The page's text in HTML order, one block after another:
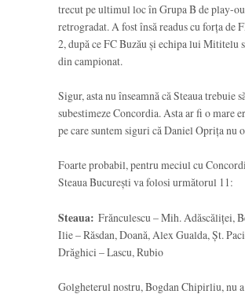
trecut pe ultimul loc în Grupa B de play-
retrogradat. A fost însă readus cu forța de
2, după ce FC Buzău și echipa lui Mititelu
din campionat.
Sigur, asta nu înseamnă că Steaua trebuie
subestimeze Concordia. Asta ar fi o mare
pe care suntem siguri că Daniel Oprița nu
Foarte probabil, pentru meciul cu
Steaua București va folosi următorul 11:
Steaua: Frănculescu – Mih. Adăscăliței,
Ilie – Răsdan, Doană, Alex Gualda, Șt.
Drăghici – Lascu, Rubio
Golgheterul nostru, Bogdan Chipirliu, nu